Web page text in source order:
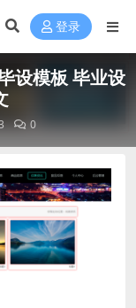
登录
设模板 毕业设
0